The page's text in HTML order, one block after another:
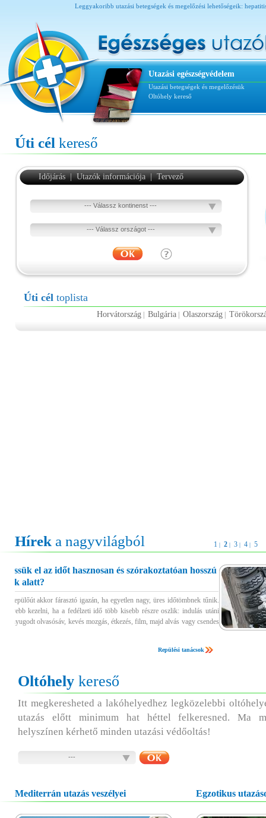
Leggyakoribb utazási betegségek és megelőzési lehetőségeik:
Utazási egészségvédelem
Utazási betegségek és megelőzésük
Oltóhely kereső
Úti cél kereső
Időjárás|Utazók információja|Tervező
--- Válassz kontinenst ---
--- Válassz országot ---
Úti cél toplista
Horvátország Bulgária Olaszország
Hírek a nagyvilágból 1 | 2 | 3 | 4 | 5
Tanácsok a télen autóval utazóknak
Ha tél, akkor indul a síszezon, és persze a
megsokszorozódik. Nagyon sokan vágnak neki a
a téli pihenést és aktív kikapcsolódást. Ám mielőtt
mindenképp készüljünk...
Oltóhely kereső
Itt megkeresheted a lakóhelyedhez legközelebbi
utazás előtt minimum hat héttel felkeresned. Ma
helyszínen kérhető minden utazási védőoltás!
---
Mediterrán utazás veszélyei Egzotikus